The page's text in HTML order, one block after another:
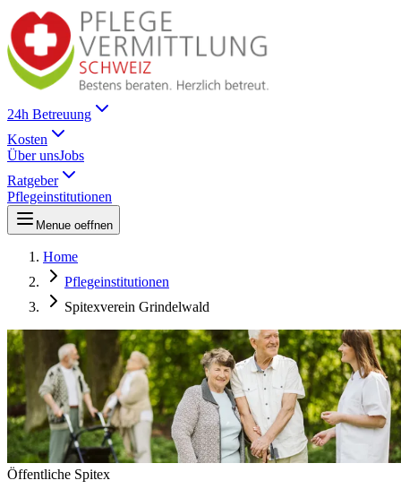
24h Betreuung
Kosten
Über unsJobs
Ratgeber
Pflegeinstitutionen
Menue oeffnen
Home
Pflegeinstitutionen
Spitexverein Grindelwald
Öffentliche Spitex